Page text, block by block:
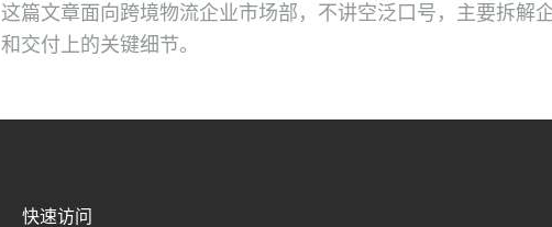
这篇文章面向跨境物流企业市场部，不讲空泛口号，主要拆解
和交付上的关键细节。
快速访问